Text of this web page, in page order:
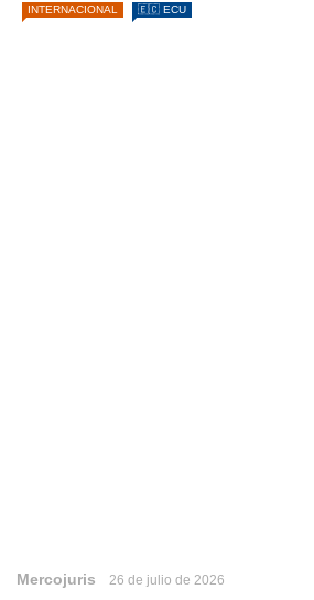
INTERNACIONAL 🇪🇨 ECU
Mercojuris 26 de julio de 2026